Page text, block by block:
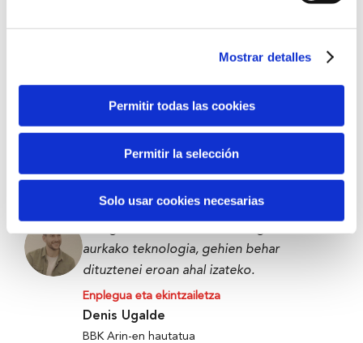
Mostrar detalles
Permitir todas las cookies
Permitir la selección
Solo usar cookies necesarias
aurkako teknologia, gehien behar
dituztenei eroan ahal izateko.
Enplegua eta ekintzailetza
Denis Ugalde
BBK Arin-en hautatua